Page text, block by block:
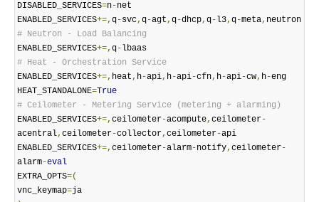
DISABLED_SERVICES=n-net
ENABLED_SERVICES+=, q-svc, q-agt, q-dhcp, q- l3, q-meta,
# Neutron - Load Balancing
ENABLED_SERVICES+=, q-
# Heat - Orchestration Service
ENABLED_SERVICES+=, heat, h-api, h-api-cfn, h-api-cw, h-eng
HEAT_STANDALONE=True
# Ceilometer - Metering Service (metering + alarming)
ENABLED_SERVICES+=, ceilometer-acompute, ceilometer-
acentral, ceilometer-collector, ceilometer-api
ENABLED_SERVICES+=, ceilometer-alarm-notify, ceilometer-
alarm-eval
EXTRA_OPTS=(
vnc_keymap=